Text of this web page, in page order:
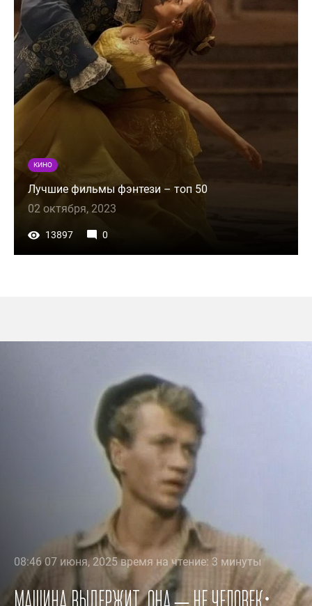
КИНО
Лучшие фильмы фэнтези – топ 50
02 октября, 2023
13897 0
08:46 07 июня, 2025 время на чтение: 3 минуты